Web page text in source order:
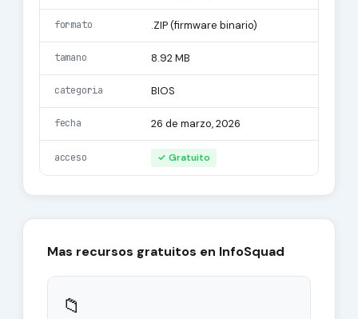
formato .ZIP (firmware binario)
tamano 8.92 MB
categoria BIOS
fecha 26 de marzo, 2026
acceso ✓ Gratuito
Mas recursos gratuitos en InfoSquad
📁